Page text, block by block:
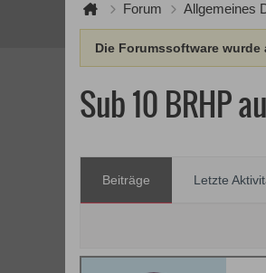
Forum Allgemeines
Die Forumssoftware
Sub 10 BRHP
Beiträge Letzte